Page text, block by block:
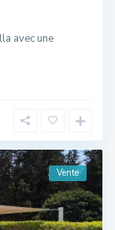
avec une
Vente